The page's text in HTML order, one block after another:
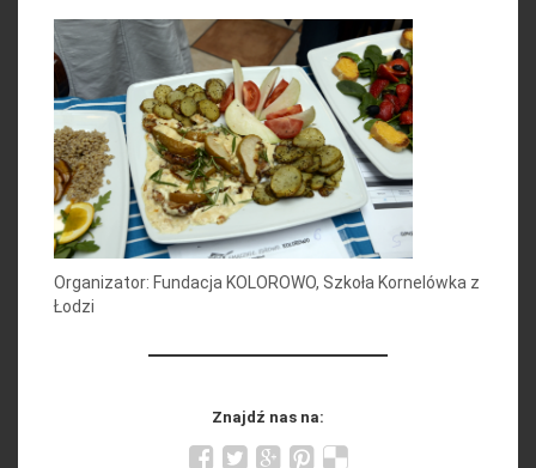
Organizator: Fundacja KOLOROWO, Szkoła Kornelówka z
Łodzi
Znajdź nas na: